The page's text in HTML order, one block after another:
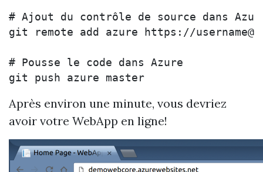
# Ajout du contrôle de source dans
git remote add azure https://
# Pousse le code dans Azure
Après environ une minute, vous devriez
avoir votre WebApp en ligne!